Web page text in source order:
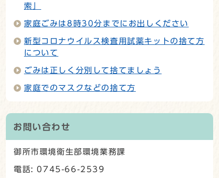
索」
家庭ごみは8時30分までにお出しください
新型コロナウイルス検査用試薬キットの捨て方
について
ごみは正しく分別して捨てましょう
家庭でのマスクなどの捨て方
お問い合わせ
御所市環境衛生部環境業務課
電話: 0745-66-2539